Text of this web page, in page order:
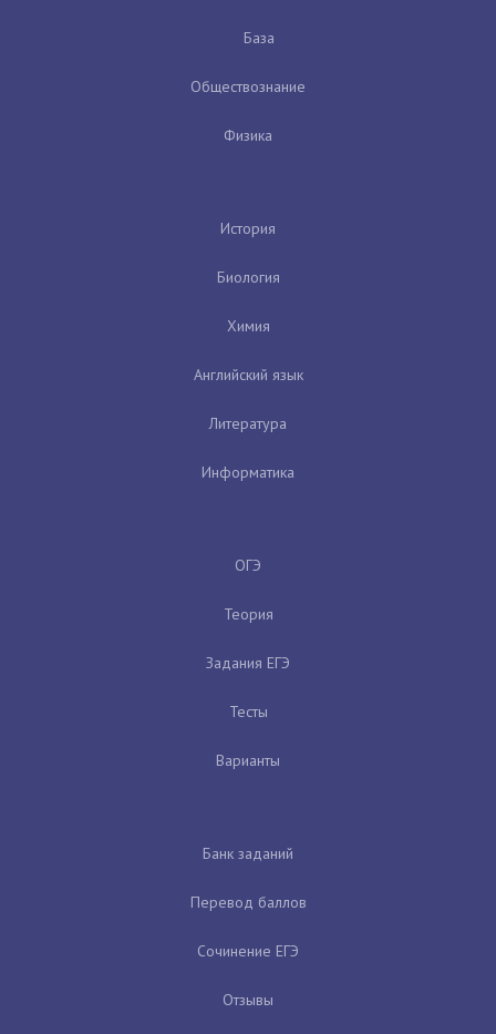
База
Обществознание
Физика
История
Биология
Химия
Английский язык
Литература
Информатика
ОГЭ
Теория
Задания ЕГЭ
Тесты
Варианты
Банк заданий
Перевод баллов
Сочинение ЕГЭ
Отзывы